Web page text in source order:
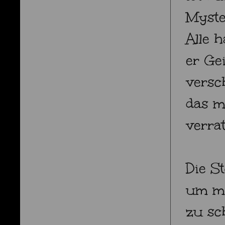
Alle
er
das
Die
um
zu